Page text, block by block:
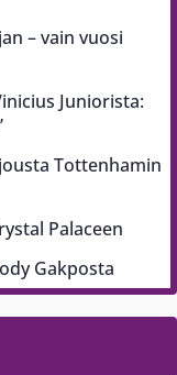
– vain vuosi
Juniorista:
Tottenhamin
Palaceen
Gakposta